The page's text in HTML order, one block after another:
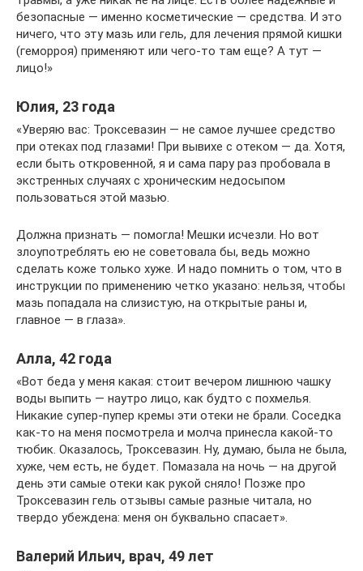
безопасные — именно косметические — средства. И это
ничего, что эту мазь или гель, для лечения прямой кишки
(геморроя) применяют или чего-то там еще? А тут —
лицо!»
Юлия, 23 года
«Уверяю вас: Троксевазин — не самое лучшее средство
при отеках под глазами! При вывихе с отеком — да. Хотя,
если быть откровенной, я и сама пару раз пробовала в
экстренных случаях с хроническим недосыпом
пользоваться этой мазью.
Должна признать — помогла! Мешки исчезли. Но вот
злоупотреблять ею не советовала бы, ведь можно
сделать коже только хуже. И надо помнить о том, что в
инструкции по применению четко указано: нельзя, чтобы
мазь попадала на слизистую, на открытые раны и,
главное — в глаза».
Алла, 42 года
«Вот беда у меня какая: стоит вечером лишнюю чашку
воды выпить — наутро лицо, как будто с похмелья.
Никакие супер-пупер кремы эти отеки не брали. Соседка
как-то на меня посмотрела и молча принесла какой-то
тюбик. Оказалось, Троксевазин. Ну, думаю, была не была,
хуже, чем есть, не будет. Помазала на ночь — на другой
день эти самые отеки как рукой сняло! Позже про
Троксевазин гель отзывы самые разные читала, но
твердо убеждена: меня он буквально спасает».
Валерий Ильич, врач, 49 лет